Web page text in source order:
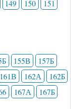
149 150
151
155В
157Б
161В 162А
162Б
167А
167Б